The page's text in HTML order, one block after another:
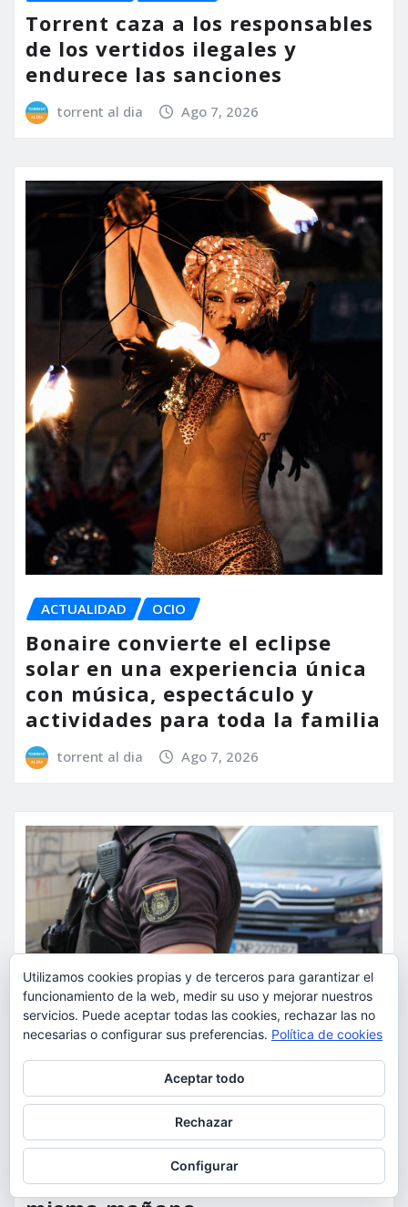
Torrent caza a los responsables
de los vertidos ilegales y
endurece las sanciones
torrent al dia Ago 7, 2026
ACTUALIDAD OCIO
Bonaire convierte el eclipse
solar en una experiencia única
con música, espectáculo y
actividades para toda la familia
torrent al dia Ago 7, 2026
SUCESOS
La Policía Nacional detiene a
dos varones por cometer tres
robos con violencia en una
Utilizamos cookies propias y de terceros para garantizar el
funcionamiento de la web, medir su uso y mejorar nuestros
servicios. Puede aceptar todas las cookies, rechazar las no
necesarias o configurar sus preferencias. Política de cookies
Aceptar todo
Rechazar
Configurar
Para obtener más información, incluido cómo gestionar las cookies,